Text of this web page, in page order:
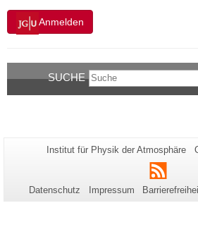
Anmelden
SUCHE
zu
dieser
Seiten-
Institut für Physik der Atmosphäre
RSS
Datenschutz Impressum